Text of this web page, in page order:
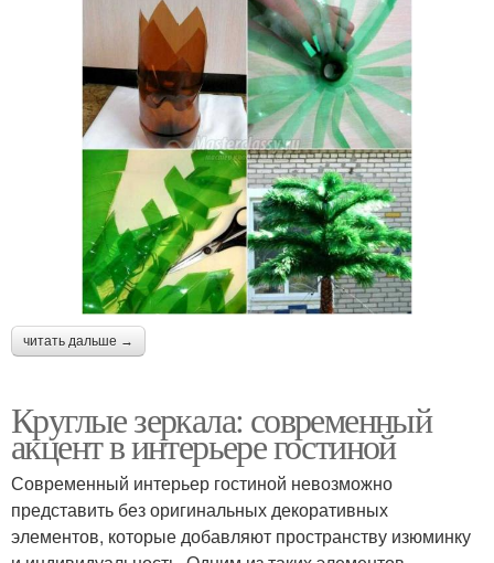
читать дальше →
Круглые зеркала: современный
акцент в интерьере гостиной
Современный интерьер гостиной невозможно
представить без оригинальных декоративных
элементов, которые добавляют пространству изюминку